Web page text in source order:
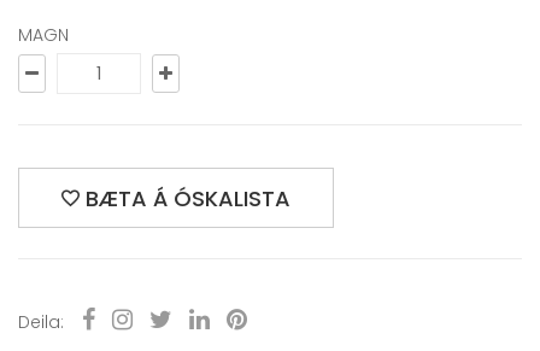
MAGN
BÆTA Á ÓSKALISTA
Deila: